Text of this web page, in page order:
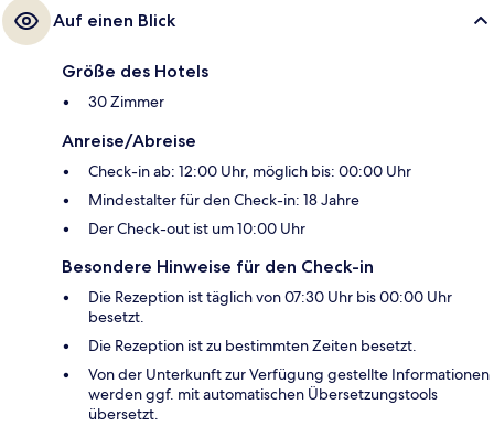
Auf einen Blick
Größe des Hotels
30 Zimmer
Anreise/Abreise
Check-in ab: 12:00 Uhr, möglich bis: 00:00 Uhr
Mindestalter für den Check-in: 18 Jahre
Der Check-out ist um 10:00 Uhr
Besondere Hinweise für den Check-in
Die Rezeption ist täglich von 07:30 Uhr bis 00:00 Uhr
besetzt.
Die Rezeption ist zu bestimmten Zeiten besetzt.
Von der Unterkunft zur Verfügung gestellte Informationen
werden ggf. mit automatischen Übersetzungstools
übersetzt.